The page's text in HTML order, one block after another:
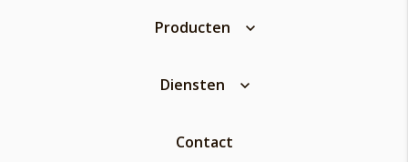
Producten
Diensten
Contact